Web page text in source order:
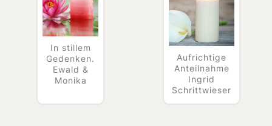
In stillem
Gedenken.
Ewald &
Monika
Aufrichtige
Anteilnahme
Ingrid
Schrittwieser